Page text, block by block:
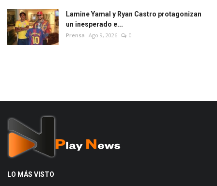
Lamine Yamal y Ryan Castro protagonizan
un inesperado e...
Prensa Ago 9, 2026 0
LO MÁS VISTO